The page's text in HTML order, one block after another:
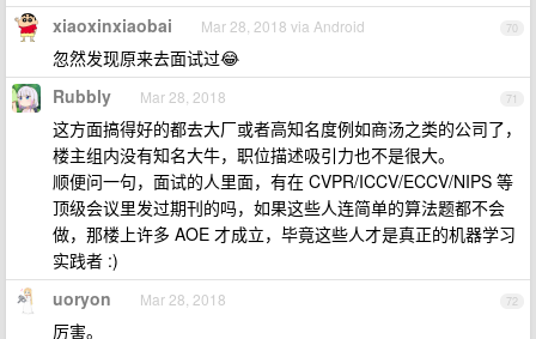
70
xiaoxinxiaobai Mar 28, 2018 via Android
忽然发现原来去面试过😂
71
Rubbly Mar 28, 2018
这方面搞得好的都去大厂或者高知名度例如商汤之类的公司了，
楼主组内没有知名大牛，职位描述吸引力也不是很大。
顺便问一句，面试的人里面，有在 CVPR/ICCV/ECCV/NIPS 等
顶级会议里发过期刊的吗，如果这些人连简单的算法题都不会
做，那楼上许多 AOE 才成立，毕竟这些人才是真正的机器学习
实践者 :)
72
uoryon Mar 28, 2018
厉害。